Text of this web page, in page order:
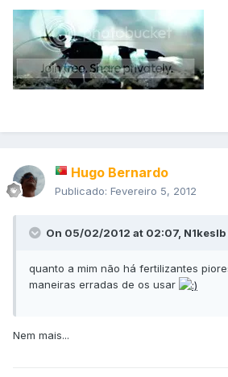
Hugo Bernardo
Publicado: Fevereiro 5, 2012
On 05/02/2012 at 02:07, N1keslb
quanto a mim não há fertilizantes
maneiras erradas de os usar
Nem mais...